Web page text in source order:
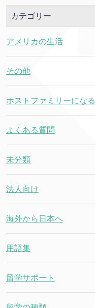
カテゴリー
アメリカの生活
その他
ホストファミリーになる
よくある質問
未分類
法人向け
海外から日本へ
用語集
留学サポート